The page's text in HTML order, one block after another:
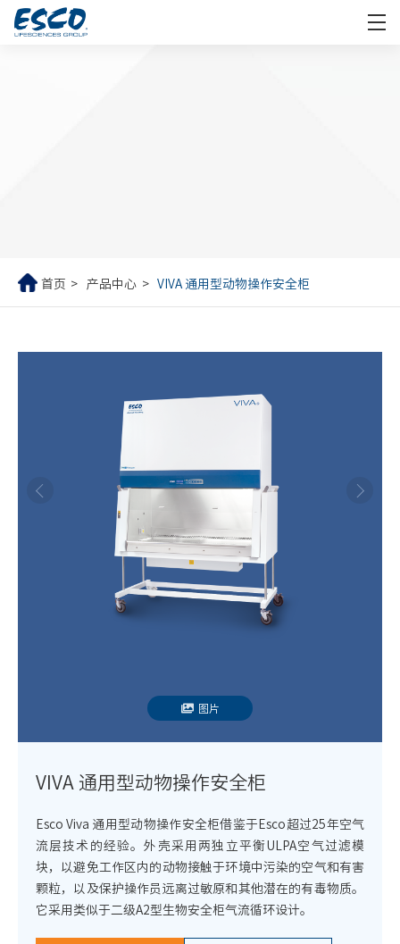
首页 产品中心 VIVA 通用型动物操作安全柜
VIVA 通用型动物操作安全柜
Esco Viva 通用型动物操作安全柜借鉴于Esco超过25年空气
流层技术的经验。外壳采用两独立平衡ULPA空气过滤模
块，以避免工作区内的动物接触于环境中污染的空气和有害
颗粒，以及保护操作员远离过敏原和其他潜在的有毒物质。
它采用类似于二级A2型生物安全柜气流循环设计。
图片